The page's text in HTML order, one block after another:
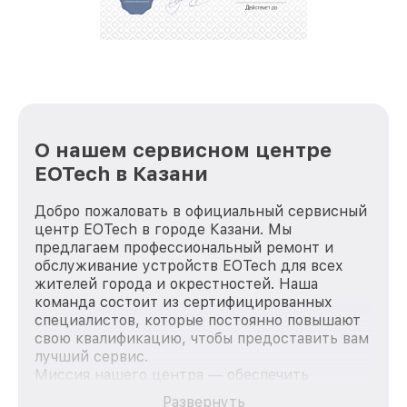
репутацию. Мы постоянно совершенствуемся и
О нашем сервисном центре
EOTech в Казани
Добро пожаловать в официальный сервисный
центр EOTech в городе Казани. Мы
предлагаем профессиональный ремонт и
обслуживание устройств EOTech для всех
жителей города и окрестностей. Наша
команда состоит из сертифицированных
специалистов, которые постоянно повышают
свою квалификацию, чтобы предоставить вам
лучший сервис.
Миссия нашего центра — обеспечить
качественный и доступный ремонт для
Развернуть